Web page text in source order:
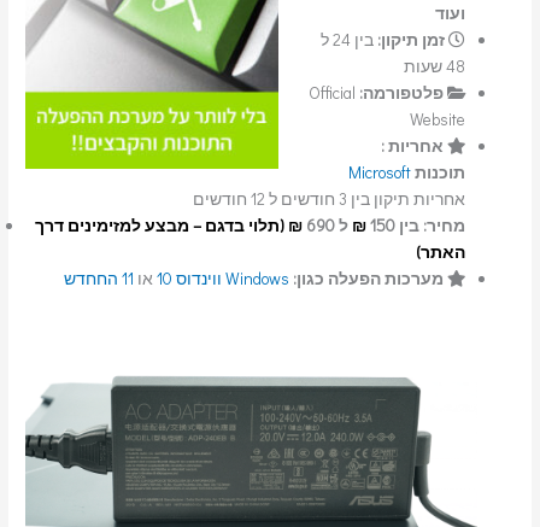
ועוד
זמן תיקון:
בין 24 ל
48 שעות
פלטפורמה: Official
Website
אחריות :
תוכנותMicrosoft
אחריות תיקון בין 3 חודשים ל 12 חודשים
מחיר: בין 150
₪ ל 690
₪ (תלוי בדגם – מבצע למזימינים דרך
האתר)
מערכות הפעלה כגון: Windows ווינדוס 10 או 11 החחדש